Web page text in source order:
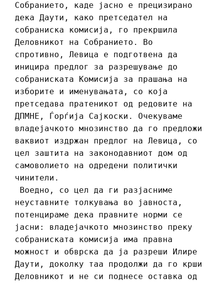
Собранието, каде јасно е прецизирано
дека Даути, како претседател на
собраниска комисија, го прекршила
Деловникот на Собранието. Во
спротивно, Левица е подготвена да
иницира предлог за разрешување до
собраниската Комисија за прашања на
изборите и именувањата, со која
претседава пратеникот од редовите на
ДПМНЕ, Ѓорѓија Сајкоски. Очекуваме
владејачкото мнозинство да го предложи
ваквиот издржан предлог на Левица, со
цел заштита на законодавниот дом од
самоволието на одредени политички
чинители.
Воедно, со цел да ги разјасниме
неуставните толкувања во јавноста,
потенцираме дека правните норми се
јасни: владејачкото мнозинство преку
собраниската комисија има правна
можност и обврска да ја разреши Илире
Даути, доколку таа продолжи да го крши
Деловникот и не си поднесе оставка од